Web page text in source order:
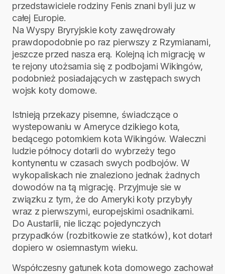
przedstawiciele rodziny Fenis znani byli juz w
całej Europie.
Na Wyspy Bryryjskie koty zawędrowały
prawdopodobnie po raz pierwszy z Rzymianami,
jeszcze przed nasza erą. Kolejną ich migrację w
te rejony utożsamia się z podbojami Wikingów,
podobnież posiadających w zastępach swych
wojsk koty domowe.
Istnieją przekazy pisemne, świadczące o
wystepowaniu w Ameryce dzikiego kota,
bedącego potomkiem kota Wikingów. Waleczni
ludzie północy dotarli do wybrzeży tego
kontynentu w czasach swych podbojów. W
wykopaliskach nie znaleziono jednak żadnych
dowodów na tą migrację. Przyjmuje sie w
związku z tym, że do Ameryki koty przybyły
wraz z pierwszymi, europejskimi osadnikami.
Do Austarlii, nie licząc pojedynczych
przypadków (rozbitkowie ze statków), kot dotarł
dopiero w osiemnastym wieku.
Współczesny gatunek kota domowego zachował